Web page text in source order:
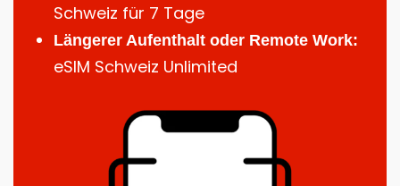
Schweiz für 7 Tage
Längerer Aufenthalt oder Remote Work:
eSIM Schweiz Unlimited